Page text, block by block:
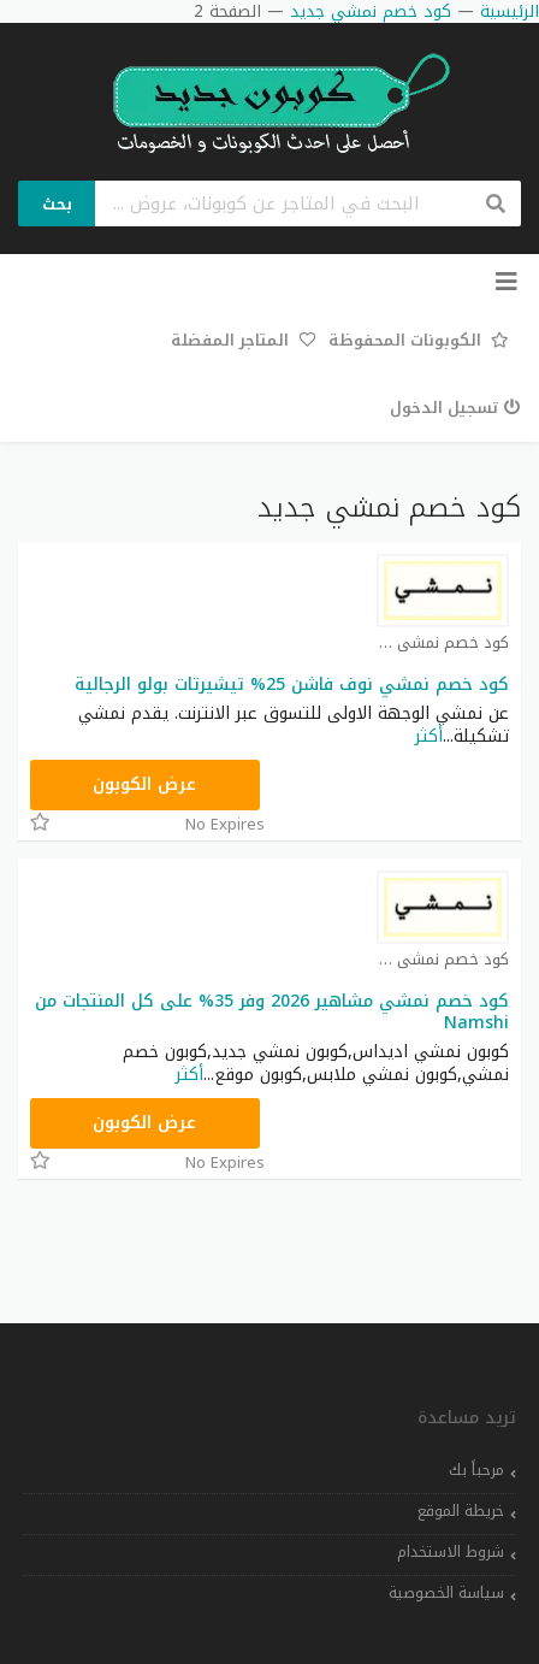
الرئيسية — كود خصم نمشي جديد — الصفحة 2
بحث
تخطي
الكوبونات المحفوظة المتاجر المفضلة
تسجيل الدخول
كود خصم نمشي جديد
كود خصم نمشي كوبون
كود خصم نمشي نوف فاشن 25% تيشيرتات بولو الرجالية
عن نمشي الوجهة الاولى للتسوق عبر الانترنت. يقدم نمشي
تشكيلة...أكثر
TRSS148عرض الكوبون
No Expires
كود خصم نمشي كوبون
كود خصم نمشي مشاهير 2026 وفر 35% على كل المنتجات من
Namshi
كوبون نمشي اديداس,كوبون نمشي جديد,كوبون خصم
نمشي,كوبون نمشي ملابس,كوبون موقع...أكثر
AC182عرض الكوبون
No Expires
تريد مساعدة
مرحباً بك
خريطة الموقع
شروط الاستخدام
سياسة الخصوصية